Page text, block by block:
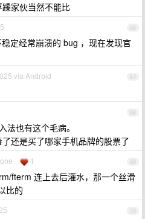
家伙当然不能比
66
定经常崩溃的 bug ，现在发现官
67
via Android
68
法也有这个毛病。
还是买了哪家手机品牌的股票了
69
1
fterm 连上去后灌水，那一个丝滑
比的
70